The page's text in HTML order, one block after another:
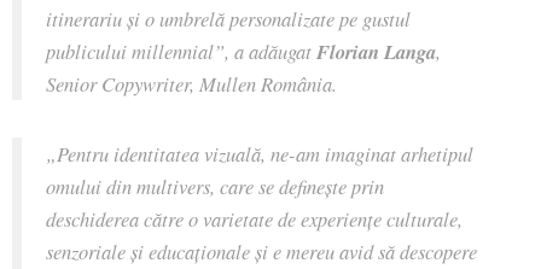
itinerariu și o umbrelă personalizate pe gustul
publicului millennial”, a adăugat Florian Langa,
Senior Copywriter, Mullen România.
„Pentru identitatea vizuală, ne-am imaginat arhetipul
omului din multivers, care se definește prin
deschiderea către o varietate de experiențe culturale,
senzoriale și educaționale și e mereu avid să descopere